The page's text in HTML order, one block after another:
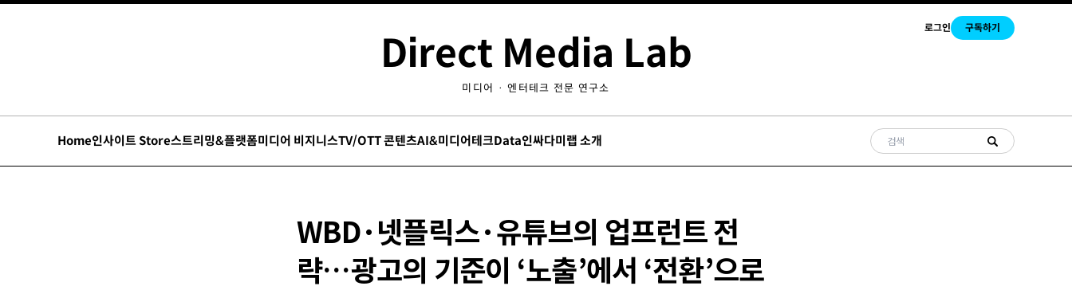
로그인 구독하기
Direct Media Lab
미디어 · 엔터테크 전문 연구소
Home인사이트 Store스트리밍&플랫폼미디어 비지니스TV/OTT 콘텐츠AI&미디어테크Data인싸다미랩 소개
WBD·넷플릭스·유튜브의 업프런트 전
략…광고의 기준이 ‘노출’에서 ‘전환’으로